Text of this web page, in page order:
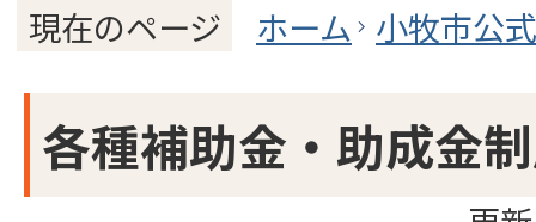
現在のページ ホーム 小牧市公
各種補助金・助成金